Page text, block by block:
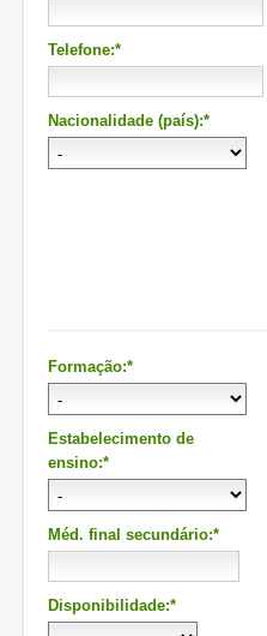
Telefone:*
Nacionalidade (país):*
Formação:*
Estabelecimento de
ensino:*
Méd. final secundário:*
Disponibilidade:*